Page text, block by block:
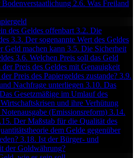
2.6. Was Freiland
des Geldes offenbart 3.2. Die
3.3. Der sogenannte Wert des Geldes
Geld machen kann 3.5. Die Sicherheit
3.6. Welchen Preis soll das Geld
Preis des Geldes mit Genauigkeit
Preis des Papiergeldes zustande? 3.9.
Nachfrage unterliegen 3.10. Das
Gesetzmäßige im Umlauf des
und ihre Verhütung
(Emissionsreform) 3.14.
Der Maßstab für die Qualität des
dem Gelde gegenüber
3.18. Ist der Bürger- und
der Goldwährung?